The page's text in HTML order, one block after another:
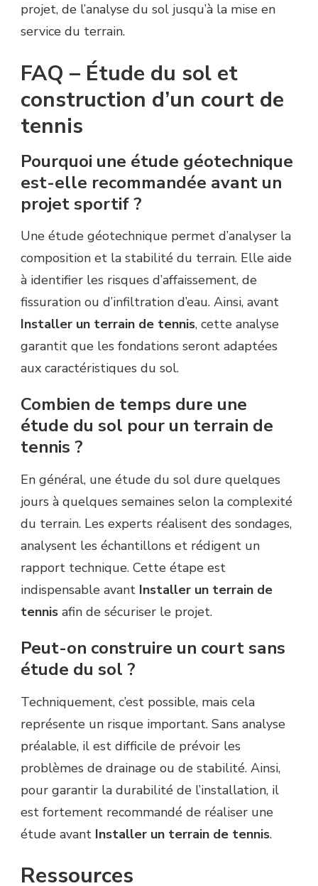
projet, de l’analyse du sol jusqu’à la mise en
service du terrain.
FAQ – Étude du sol et
construction d’un court de
tennis
Pourquoi une étude géotechnique
est-elle recommandée avant un
projet sportif ?
Une étude géotechnique permet d’analyser la
composition et la stabilité du terrain. Elle aide
à identifier les risques d’affaissement, de
fissuration ou d’infiltration d’eau. Ainsi, avant
Installer un terrain de tennis, cette analyse
garantit que les fondations seront adaptées
aux caractéristiques du sol.
Combien de temps dure une
étude du sol pour un terrain de
tennis ?
En général, une étude du sol dure quelques
jours à quelques semaines selon la complexité
du terrain. Les experts réalisent des sondages,
analysent les échantillons et rédigent un
rapport technique. Cette étape est
indispensable avant Installer un terrain de
tennis afin de sécuriser le projet.
Peut-on construire un court sans
étude du sol ?
Techniquement, c’est possible, mais cela
représente un risque important. Sans analyse
préalable, il est difficile de prévoir les
problèmes de drainage ou de stabilité. Ainsi,
pour garantir la durabilité de l’installation, il
est fortement recommandé de réaliser une
étude avant Installer un terrain de tennis.
Ressources